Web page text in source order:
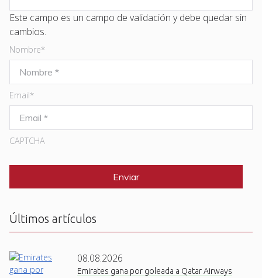
Este campo es un campo de validación y debe quedar sin
cambios.
Nombre*
Email*
CAPTCHA
Últimos artículos
08.08.2026
Emirates gana por goleada a Qatar Airways